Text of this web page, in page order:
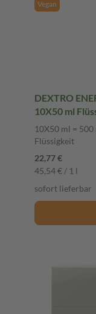
Vegan
DEXTRO
10X50 ml
10X50 ml = 500
Flüssigkeit
22,77 €
45,54 € / 1 l
sofort lieferbar